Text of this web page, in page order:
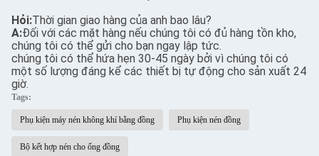
Hỏi:Thời gian giao hàng của anh bao lâu?
A:Đối với các mặt hàng nếu chúng tôi có đủ hàng tồn kho,
chúng tôi có thể gửi cho bạn ngay lập tức.
chúng tôi có thể hứa hẹn 30-45 ngày bởi vì chúng tôi có
một số lượng đáng kể các thiết bị tự động cho sản xuất 24
giờ.
Tags:
Phụ kiện máy nén không khí bằng đồng Phụ kiện nén đồng
Bộ kết hợp nén cho ống đồng